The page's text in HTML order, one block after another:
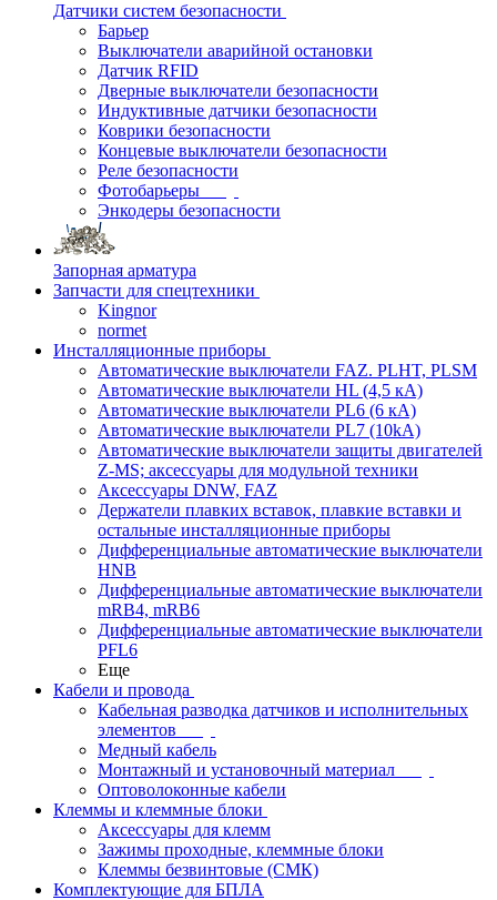
Датчики систем безопасности
Барьер
Выключатели аварийной остановки
Датчик RFID
Дверные выключатели безопасности
Индуктивные датчики безопасности
Коврики безопасности
Концевые выключатели безопасности
Реле безопасности
Фотобарьеры
Энкодеры безопасности
Запорная арматура
Запчасти для спецтехники
Kingnor
normet
Инсталляционные приборы
Автоматические выключатели FAZ. PLHT, PLSM
Автоматические выключатели HL (4,5 кА)
Автоматические выключатели PL6 (6 кА)
Автоматические выключатели PL7 (10kA)
Автоматические выключатели защиты двигателей
Z-MS; аксессуары для модульной техники
Аксессуары DNW, FAZ
Держатели плавких вставок, плавкие вставки и
остальные инсталляционные приборы
Дифференциальные автоматические выключатели
HNB
Дифференциальные автоматические выключатели
mRB4, mRB6
Дифференциальные автоматические выключатели
PFL6
Еще
Кабели и провода
Кабельная разводка датчиков и исполнительных
элементов
Медный кабель
Монтажный и установочный материал
Оптоволоконные кабели
Клеммы и клеммные блоки
Аксессуары для клемм
Зажимы проходные, клеммные блоки
Клеммы безвинтовые (СМК)
Комплектующие для БПЛА